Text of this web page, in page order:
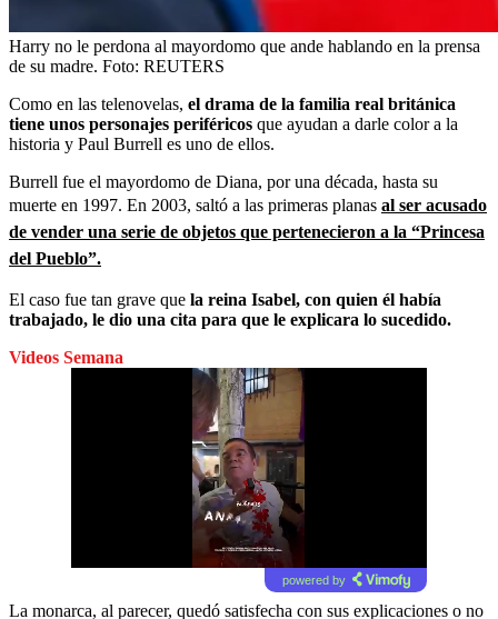
Harry no le perdona al mayordomo que ande hablando en la prensa
de su madre. Foto: REUTERS
Como en las telenovelas, el drama de la familia real británica
tiene unos personajes periféricos que ayudan a darle color a la
historia y Paul Burrell es uno de ellos.
Burrell fue el mayordomo de Diana, por una década, hasta su
muerte en 1997. En 2003, saltó a las primeras planas al ser acusado
de vender una serie de objetos que pertenecieron a la “Princesa
del Pueblo”.
El caso fue tan grave que la reina Isabel, con quien él había
trabajado, le dio una cita para que le explicara lo sucedido.
Videos Semana
powered by
La monarca, al parecer, quedó satisfecha con sus explicaciones o no